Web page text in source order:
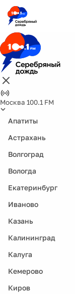
Москва 100.1 FM
Апатиты
Астрахань
Волгоград
Вологда
Екатеринбург
Иваново
Казань
Калининград
Калуга
Кемерово
Киров